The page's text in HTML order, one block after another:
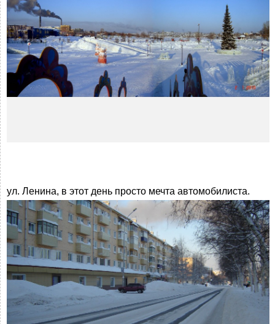
ул. Ленина, в этот день просто мечта автомобилиста.